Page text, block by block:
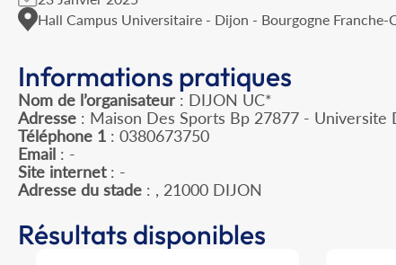
Hall Campus Universitaire - Dijon - Bourgogne Franche-
Informations pratiques
Nom de l’organisateur : DIJON UC*
Adresse : Maison Des Sports Bp 27877 -
Téléphone 1 : 0380673750
Email : -
Site internet: -
Adresse du stade : , 21000 DIJON
Résultats disponibles